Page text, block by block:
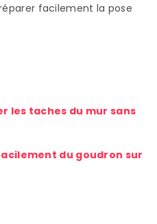
facilement la pose
les taches du mur sans
du goudron sur